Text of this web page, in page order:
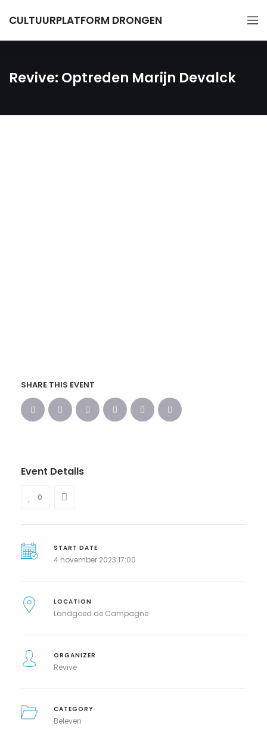
CULTUURPLATFORM DRONGEN
Revive: Optreden Marijn Devalck
SHARE THIS EVENT
Event Details
0
START DATE
4 november 2023 17:00
LOCATION
Landgoed de Campagne
ORGANIZER
Revive
CATEGORY
Beleven